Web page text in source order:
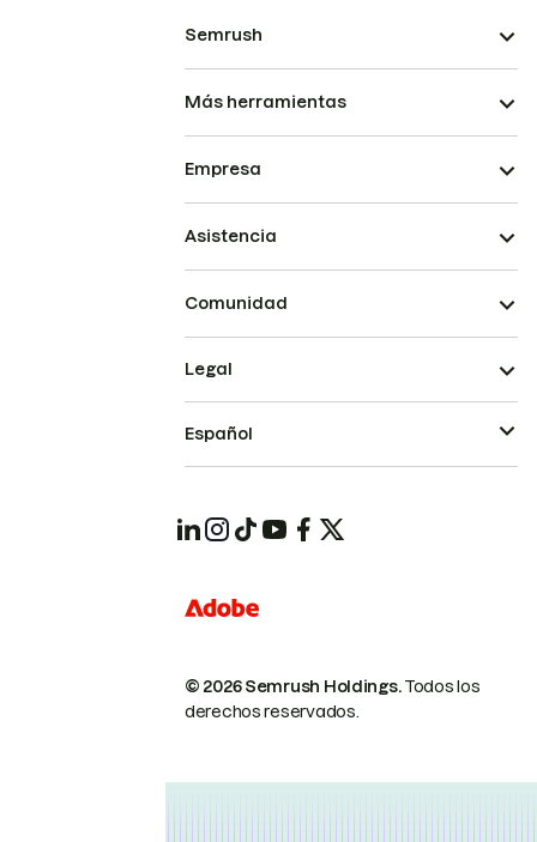
Semrush
Más herramientas
Empresa
Asistencia
Comunidad
© 2026 Semrush Holdings.Todos los
derechos reservados.
Legal
Español